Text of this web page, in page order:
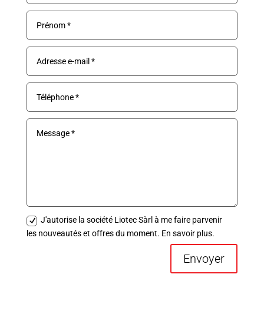
J'autorise la société Liotec Sàrl à me faire parvenir
les nouveautés et offres du moment. En savoir plus.
Envoyer